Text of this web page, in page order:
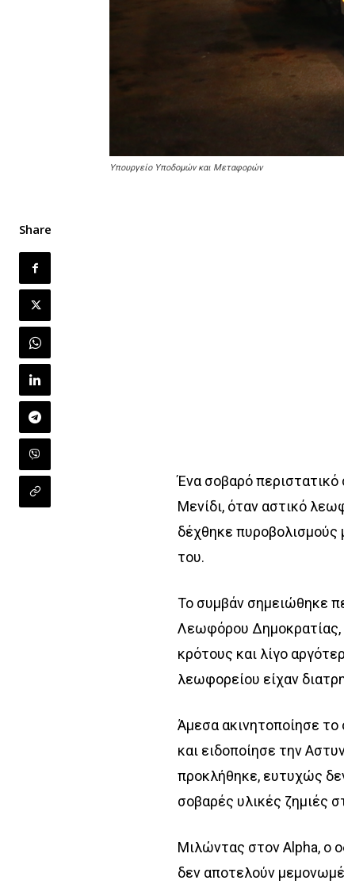
Υπουργείο Υποδομών και Μεταφορών
Share
Ένα σοβαρό
Μενίδι, όταν αστικό
δέχθηκε πυροβολισμούς
του.
Το συμβάν σημειώθηκε
Λεωφόρου Δημοκρατίας,
κρότους και λίγο
λεωφορείου είχαν
Άμεσα ακινητοποίησε
και ειδοποίησε την
προκλήθηκε, ευτυχώς
σοβαρές υλικές ζημιές
Μιλώντας στον Alpha, ο
δεν αποτελούν